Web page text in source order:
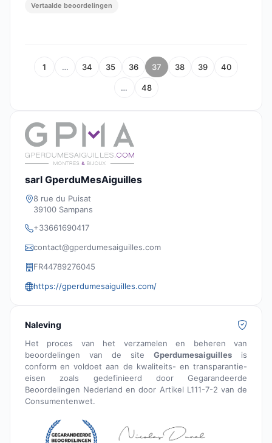
Vertaalde beoordelingen
1 … 34 35 36 37 38 39 40
… 48
sarl GperduMesAiguilles
8 rue du Puisat
39100 Sampans
+33661690417
contact@gperdumesaiguilles.com
FR44789276045
https://gperdumesaiguilles.com/
Naleving
Het proces van het verzamelen en beheren van
beoordelingen van de site Gperdumesaiguilles is
conform en voldoet aan de kwaliteits- en transparantie-
eisen zoals gedefinieerd door Gegarandeerde
Beoordelingen Nederland en door Artikel L111-7-2 van de
Consumentenwet.